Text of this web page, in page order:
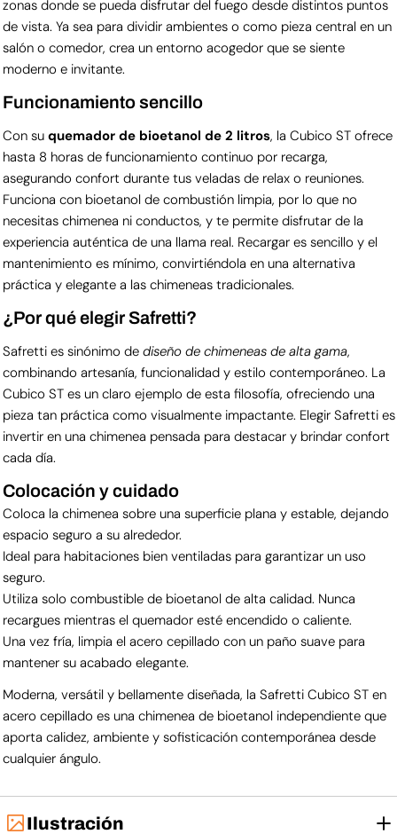
zonas donde se pueda disfrutar del fuego desde distintos puntos
de vista. Ya sea para dividir ambientes o como pieza central en un
salón o comedor, crea un entorno acogedor que se siente
moderno e invitante.
Funcionamiento sencillo
Con su quemador de bioetanol de 2 litros, la Cubico ST ofrece
hasta 8 horas de funcionamiento continuo por recarga,
asegurando confort durante tus veladas de relax o reuniones.
Funciona con bioetanol de combustión limpia, por lo que no
necesitas chimenea ni conductos, y te permite disfrutar de la
experiencia auténtica de una llama real. Recargar es sencillo y el
mantenimiento es mínimo, convirtiéndola en una alternativa
práctica y elegante a las chimeneas tradicionales.
¿Por qué elegir Safretti?
Safretti es sinónimo de diseño de chimeneas de alta gama,
combinando artesanía, funcionalidad y estilo contemporáneo. La
Cubico ST es un claro ejemplo de esta filosofía, ofreciendo una
pieza tan práctica como visualmente impactante. Elegir Safretti es
invertir en una chimenea pensada para destacar y brindar confort
cada día.
Colocación y cuidado
Coloca la chimenea sobre una superficie plana y estable, dejando
espacio seguro a su alrededor.
Ideal para habitaciones bien ventiladas para garantizar un uso
seguro.
Utiliza solo combustible de bioetanol de alta calidad. Nunca
recargues mientras el quemador esté encendido o caliente.
Una vez fría, limpia el acero cepillado con un paño suave para
mantener su acabado elegante.
Moderna, versátil y bellamente diseñada, la Safretti Cubico ST en
acero cepillado es una chimenea de bioetanol independiente que
aporta calidez, ambiente y sofisticación contemporánea desde
cualquier ángulo.
Ilustración